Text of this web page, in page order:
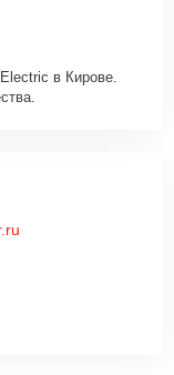
в Кирове.